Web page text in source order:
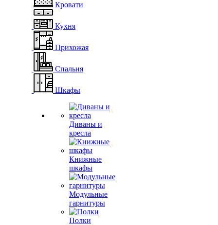
Кровати
Кухня
Прихожая
Спальня
Шкафы
Диваны и
кресла
Книжные
шкафы
Модульные
гарнитуры
Полки